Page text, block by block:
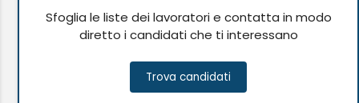
Sfoglia le liste dei lavoratori e contatta in modo
diretto i candidati che ti interessano
Trova candidati